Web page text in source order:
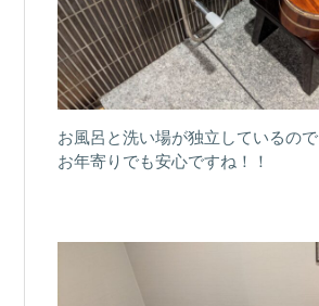
お風呂と洗い場が独立しているの
お年寄りでも安心ですね！！